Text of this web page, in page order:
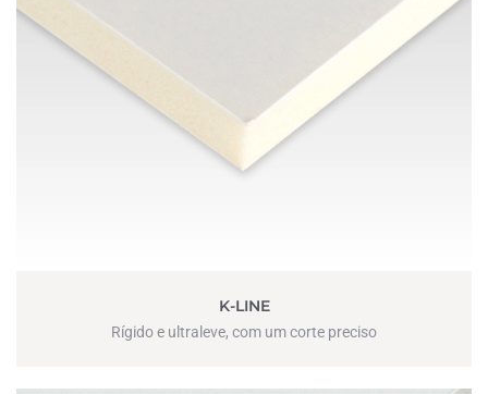
K-LINE
Rígido e ultraleve, com um corte preciso